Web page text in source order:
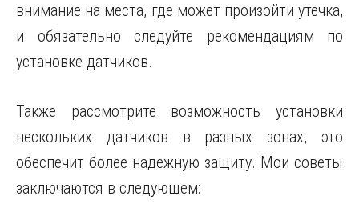
внимание на места, где может произойти утечка,
и обязательно следуйте рекомендациям по
установке датчиков.
Также рассмотрите возможность установки
нескольких датчиков в разных зонах, это
обеспечит более надежную защиту. Мои советы
заключаются в следующем: